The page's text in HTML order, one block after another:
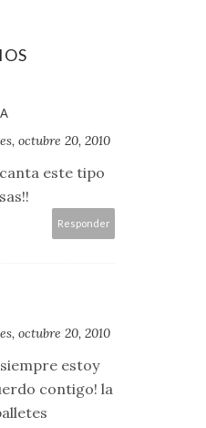
octubre 20, 2010
este tipo
Responder
octubre 20, 2010
estoy
contigo! la